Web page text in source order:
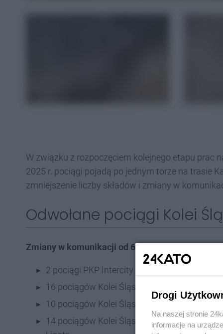
W związku z rozpoczęciem kolejnego etapu prac
2025 r. pociągi pojadą po jednym torze na trasie
zmniejszenie liczby składów i zmiany w
Odwołane pociągi Kolei
Zmiany w komunikacji od 6 maja:
2 pociągi PKP Intercity „Daszyński” i
16 pociągów Kolei Śląskich zostanie
10 pociągów Kolei Śląskich zostanie
14 pociągów Kolei Śląskich zostanie
Drogi
Na naszej stronie
informacje na